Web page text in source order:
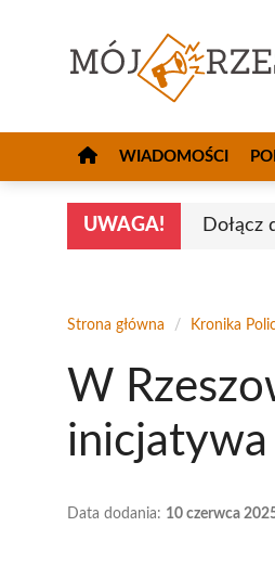
WIADOMOŚCI
UWAGA! Dołącz
Strona główna / Kronika
W
inicjatywa
Data dodania: 10 czerwca